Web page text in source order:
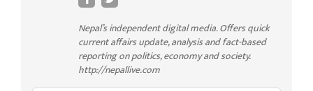
Nepal’s independent digital media. Offers quick
current affairs update, analysis and fact-based
reporting on politics, economy and society.
http://nepallive.com